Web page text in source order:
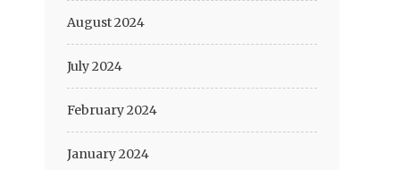
August 2024
July 2024
February 2024
January 2024